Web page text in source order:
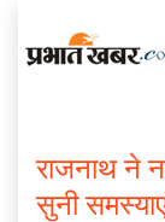
राजनाथ ने
सुनी